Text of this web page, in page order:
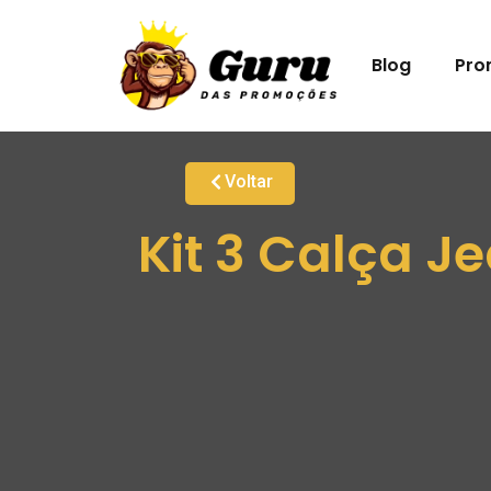
Blog
Voltar
Kit 3 Calça